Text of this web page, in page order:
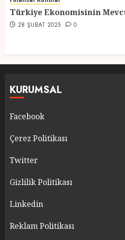
Türkiye Ekonomisinin
28 ŞUBAT 2025 0
KURUMSAL
Facebook
Çerez Politikası
Twitter
Gizlilik Politikası
Linkedin
Reklam Politikası